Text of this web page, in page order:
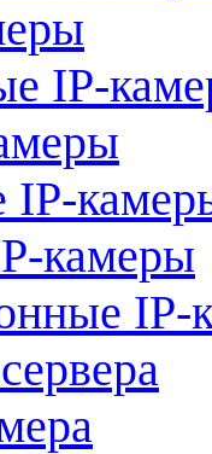
IP-
IP-
камеры
IP-